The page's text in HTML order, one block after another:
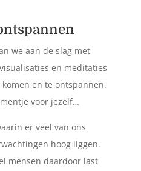
we aan de slag met
en meditaties
en te ontspannen.
voor jezelf…
er veel van ons
hoog liggen.
mensen daardoor last